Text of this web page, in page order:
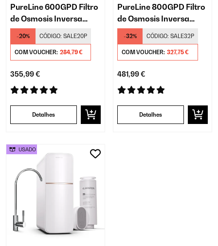
PureLine 600GPD Filtro
de Osmosis Inversa​
Debaixo da Pia Preto
-20% CÓDIGO: SALE20P
COM VOUCHER: 284,79 €
355,99 €
Detalhes
PureLine 800GPD Filtro
de Osmosis Inversa​
Debaixo da Pia Branco
-32% CÓDIGO: SALE32P
COM VOUCHER: 327,75 €
481,99 €
Detalhes
USADO